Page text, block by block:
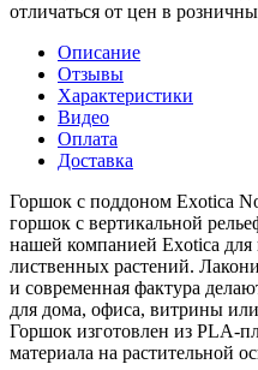
отличаться от цен в
Описание
Отзывы
Характеристики
Видео
Оплата
Доставка
Горшок с поддоном Exotica
горшок с вертикальной
нашей компанией Exotica для
лиственных растений.
и современная фактура
для дома, офиса, витрины
Горшок изготовлен из PLA-
материала на растительной